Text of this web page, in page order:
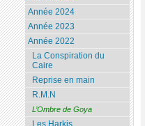
Année 2024
Année 2023
Année 2022
La Conspiration du
Caire
Reprise en main
R.M.N
L’Ombre de Goya